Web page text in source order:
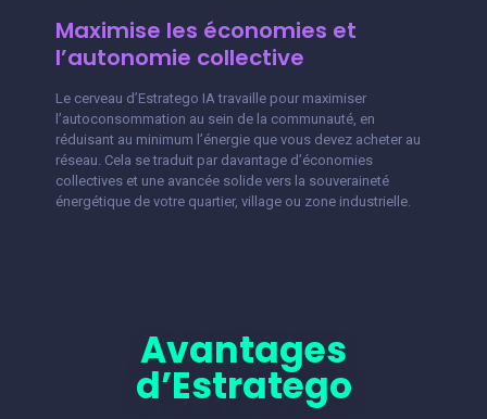
Maximise les économies et
l’autonomie collective
Le cerveau d’Estratego IA travaille pour maximiser
l’autoconsommation au sein de la communauté, en
réduisant au minimum l’énergie que vous devez acheter au
réseau. Cela se traduit par davantage d’économies
collectives et une avancée solide vers la souveraineté
énergétique de votre quartier, village ou zone industrielle.
Avantages
d’Estratego